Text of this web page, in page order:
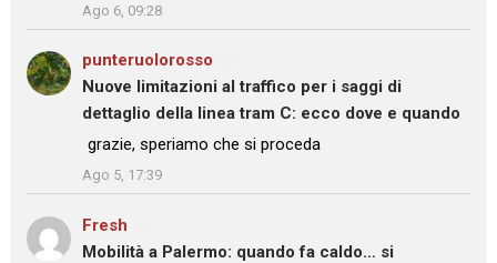
Ago 6, 09:28
punteruolorosso
Nuove limitazioni al traffico per i saggi di
dettaglio della linea tram C: ecco dove e quando
: “
grazie, speriamo che si proceda
”
Ago 5, 17:39
Fresh
Mobilità a Palermo: quando fa caldo… si